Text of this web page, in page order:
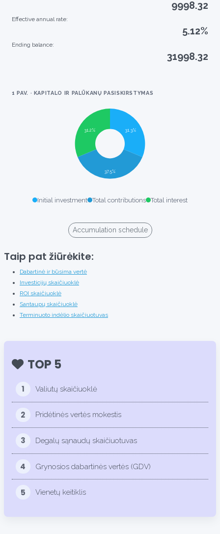
9998.32
Effective annual rate:
5.12%
Ending balance:
31998.32
1 PAV. · KAPITALO IR PALŪKANŲ PASISKIRSTYMAS
Initial investment Total contributions Total interest
Taip pat žiūrėkite:
Dabartinė ir būsima vertė
Investicijų skaičiuoklė
ROI skaičiuoklė
Santaupų skaičiuoklė
Terminuoto indėlio skaičiuotuvas
TOP 5
1 Valiutų skaičiuoklė
2 Pridėtinės vertės mokestis
3 Degalų sąnaudų skaičiuotuvas
4 Grynosios dabartinės vertės (GDV)
5 Vienetų keitiklis